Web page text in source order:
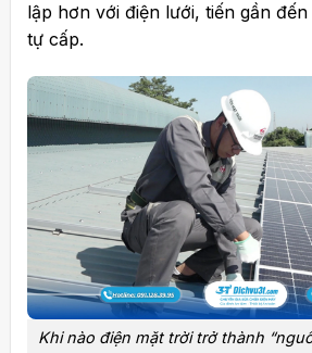
lập hơn với điện lưới, tiến gần
tự cấp.
Khi nào điện mặt trời trở thành